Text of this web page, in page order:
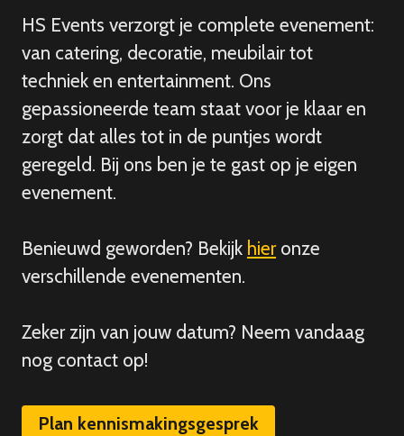
HS Events verzorgt je complete evenement:
van catering, decoratie, meubilair tot
techniek en entertainment. Ons
gepassioneerde team staat voor je klaar en
zorgt dat alles tot in de puntjes wordt
geregeld. Bij ons ben je te gast op je eigen
evenement.
Benieuwd geworden? Bekijk hieronze
verschillende evenementen.
Zeker zijn van jouw datum? Neem vandaag
nog contact op!
Plan kennismakingsgesprek